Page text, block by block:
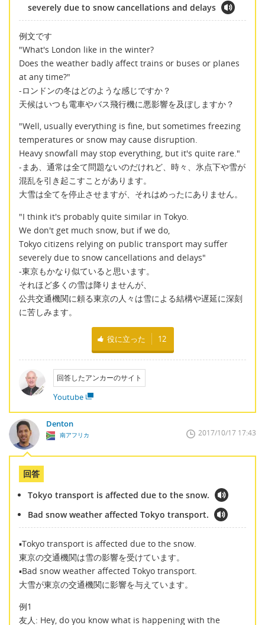
severely due to snow cancellations and delays
例文です
"What's London like in the winter?
Does the weather badly affect trains or buses or planes
at any time?"
-ロンドンの冬はどのような感じですか？
天候はいつも電車やバス飛行機に悪影響を及ぼしますか？
"Well, usually everything is fine, but sometimes freezing
temperatures or snow may cause disruption.
Heavy snowfall may stop everything, but it's quite rare."
-まあ、通常は全て問題ないのだけれど、時々、氷点下や雪が
混乱を引き起こすことがあります。
大雪は全てを停止させますが、それはめったにありません。
"I think it's probably quite similar in Tokyo.
We don't get much snow, but if we do,
Tokyo citizens relying on public transport may suffer
severely due to snow cancellations and delays"
-東京もかなり似ていると思います。
それほど多くの雪は降りませんが、
公共交通機関に頼る東京の人々は雪による結構や遅延に深刻
に苦しみます。
役に立った 12
回答したアンカーのサイト
Youtube
Denton
南アフリカ 2017/10/17 17:43
回答
Tokyo transport is affected due to the snow.
Bad snow weather affected Tokyo transport.
▪Tokyo transport is affected due to the snow.
東京の交通機関は雪の影響を受けています。
▪Bad snow weather affected Tokyo transport.
大雪が東京の交通機関に影響を与えています。
例1
友人: Hey, do you know what is happening with the